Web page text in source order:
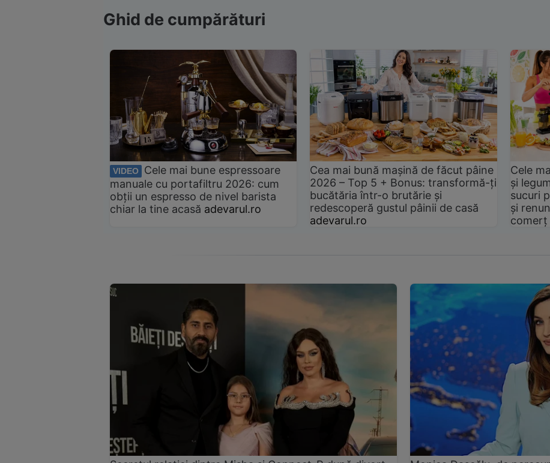
Ghid de cumpărături
VIDEO
Cele mai bune espressoare
manuale cu portafiltru 2026: cum
obții un espresso de nivel barista
chiar la tine acasă adevarul.ro
Cea mai bună mașină de făcut pâine
2026 – Top 5 + Bonus: transformă-ți
bucătăria într-o brutărie și
redescoperă gustul pâinii de casă
adevarul.ro
Cele
și
sucuri
și
comerț